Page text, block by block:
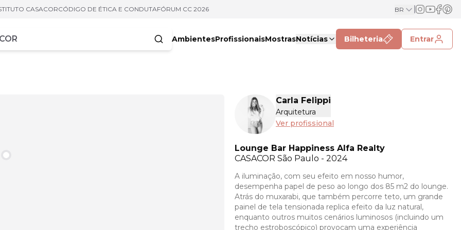
CASACORCÓDIGO DE ÉTICA E CONDUTAFÓRUM CC 2026 BR
AmbientesProfissionaisMostrasNotícias Bilheteria Entrar
Carla Felippi
Arquitetura
Ver profissional
Lounge Bar Happiness Alfa Realty
CASACOR São Paulo - 2024
A iluminação, com seu efeito em nosso humor,
desempenha papel de peso ao longo dos 85 m2 do lounge.
Atrás do muxarabi, que também percorre teto, um grande
painel de tela tensionada replica efeito da luz natural,
enquanto outros muitos cenários luminosos (incluindo um
trecho estroboscópico) provocam uma experiência